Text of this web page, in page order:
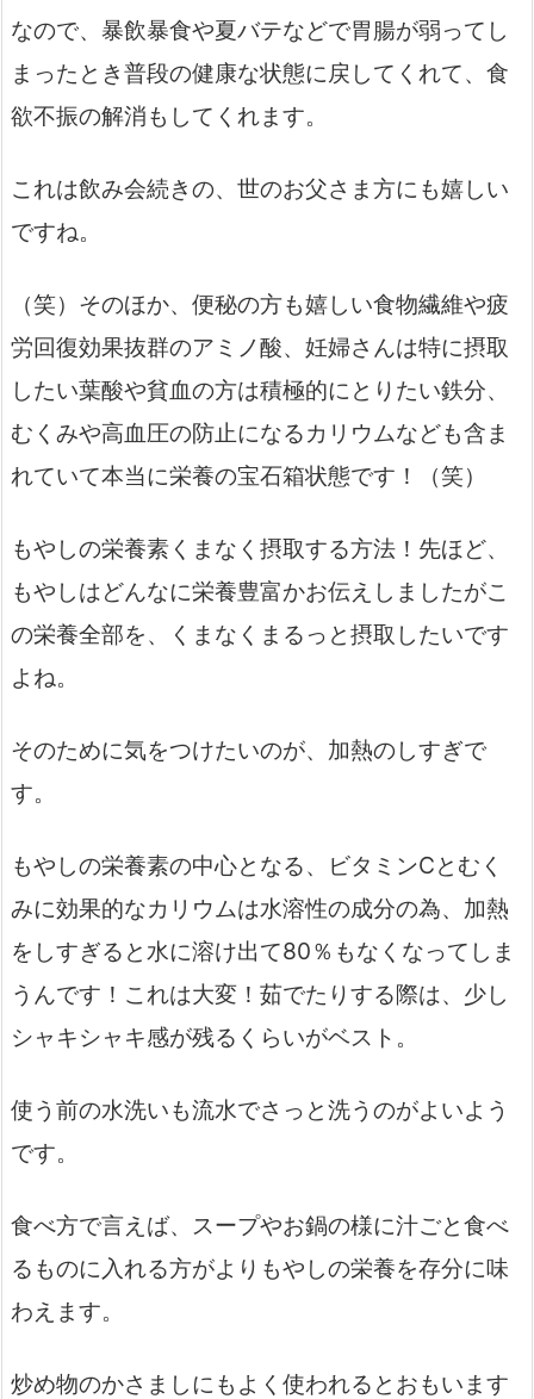
なので、暴飲暴食や夏バテなどで胃腸が弱ってし
まったとき普段の健康な状態に戻してくれて、食
欲不振の解消もしてくれます。
これは飲み会続きの、世のお父さま方にも嬉しい
ですね。
（笑）そのほか、便秘の方も嬉しい食物繊維や疲
労回復効果抜群のアミノ酸、妊婦さんは特に摂取
したい葉酸や貧血の方は積極的にとりたい鉄分、
むくみや高血圧の防止になるカリウムなども含ま
れていて本当に栄養の宝石箱状態です！（笑）
もやしの栄養素くまなく摂取する方法！先ほど、
もやしはどんなに栄養豊富かお伝えしましたがこ
の栄養全部を、くまなくまるっと摂取したいです
よね。
そのために気をつけたいのが、加熱のしすぎで
す。
もやしの栄養素の中心となる、ビタミンCとむく
みに効果的なカリウムは水溶性の成分の為、加熱
をしすぎると水に溶け出て80％もなくなってしま
うんです！これは大変！茹でたりする際は、少し
シャキシャキ感が残るくらいがベスト。
使う前の水洗いも流水でさっと洗うのがよいよう
です。
食べ方で言えば、スープやお鍋の様に汁ごと食べ
るものに入れる方がよりもやしの栄養を存分に味
わえます。
炒め物のかさましにもよく使われるとおもいます